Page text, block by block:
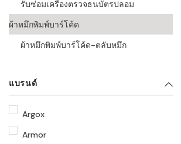
รับซ่อมเครื่องตรวจธนบัตรปลอม
ผ้าหมึกพิมพ์บาร์โค้ด
ผ้าหมึกพิมพ์บาร์โค้ด-ตลับหมึก
แบรนด์
Argox
Armor